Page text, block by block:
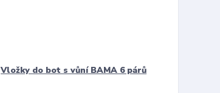
Vložky do bot s vůní BAMA 6 párů